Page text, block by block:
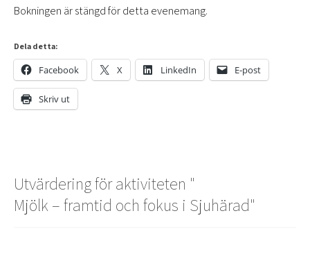
Bokningen är stängd för detta evenemang.
Dela detta:
Facebook X LinkedIn E-post
Skriv ut
Utvärdering för aktiviteten "
Mjölk – framtid och fokus i Sjuhärad"